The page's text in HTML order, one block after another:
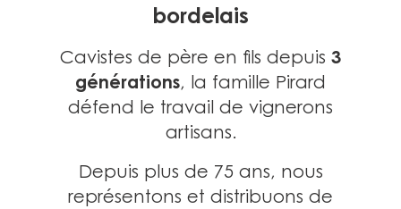
bordelais
Cavistes de père en fils depuis 3
générations, la famille Pirard
défend le travail de vignerons
artisans.
Depuis plus de 75 ans, nous
représentons et distribuons de